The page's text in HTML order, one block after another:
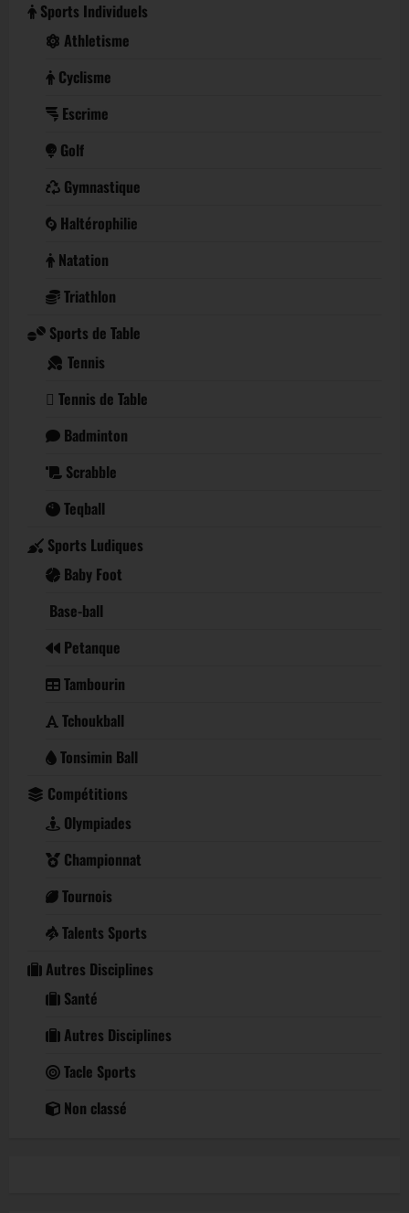
Sports Individuels
Athletisme
Cyclisme
Escrime
Golf
Gymnastique
Haltérophilie
Natation
Triathlon
Sports de Table
Tennis
Tennis de Table
Badminton
Scrabble
Teqball
Sports Ludiques
Baby Foot
Base-ball
Petanque
Tambourin
Tchoukball
Tonsimin Ball
Compétitions
Olympiades
Championnat
Tournois
Talents Sports
Autres Disciplines
Santé
Autres Disciplines
Tacle Sports
Non classé